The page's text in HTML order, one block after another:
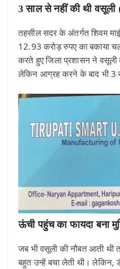
3 साल से नहीं की थी
तहसील सदर के अंतर्गत शिवम
12.93 करोड़ रुपए का बकाया
करते हुए जिला प्रशासन ने वसूली
लेकिन आग्रह करने के बाद भी 3
ऊंची पहुंच का फायदा बना
जब भी वसूली की नौबत आती थी
बहुत उन्हें बचा लेती थी।